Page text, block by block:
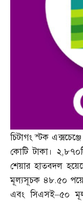
চিটাগং স্টক
কোটি টাকা। ২,
শেয়ার হাতবদল
মূল্যসূচক ৪৮.৫০
এবং সিএসই–৫০